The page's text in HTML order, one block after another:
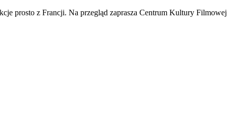
prosto z Francji. Na przegląd zaprasza Centrum Kultury Filmowej